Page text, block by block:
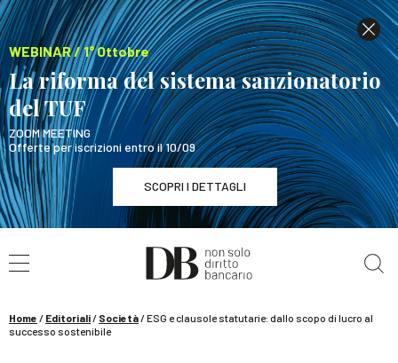
WEBINAR / 1° Ottobre
La riforma del sistema sanzionatorio
del TUF
ZOOM MEETING
Offerte per iscrizioni entro il 10/09
SCOPRI I DETTAGLI
WEBINAR / 1° Ottobre
La riforma del sistema sanzionatorio del TUF
Home / Editoriali/ Società/ESG e clausole statutarie: dallo scopo di lucro al
successo sostenibile